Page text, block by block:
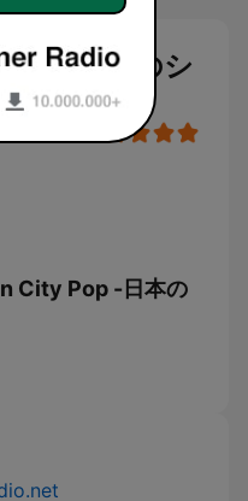
-日本のシ
City Pop -日本の